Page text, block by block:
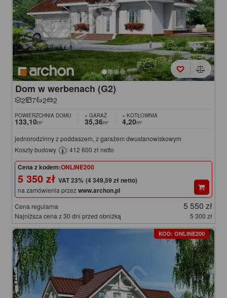
Dom w werbenach (G2)
2 7 2 2
POWIERZCHNIA DOMU
133,10m²
+ GARAŻ
35,36m²
+ KOTŁOWNIA
4,20m²
jednorodzinny z poddaszem, z garażem dwustanowiskowym
Koszty budowy
: 412 600 zł netto
Cena z kodem:ONLINE200
5 350 zł (4 349,59 zł netto)
na zamówienia przezwww.archon.pl
Cena regularna 5 550 zł
Najniższa cena z 30 dni przed obniżką 5 300 zł
KOD: ONLINE200